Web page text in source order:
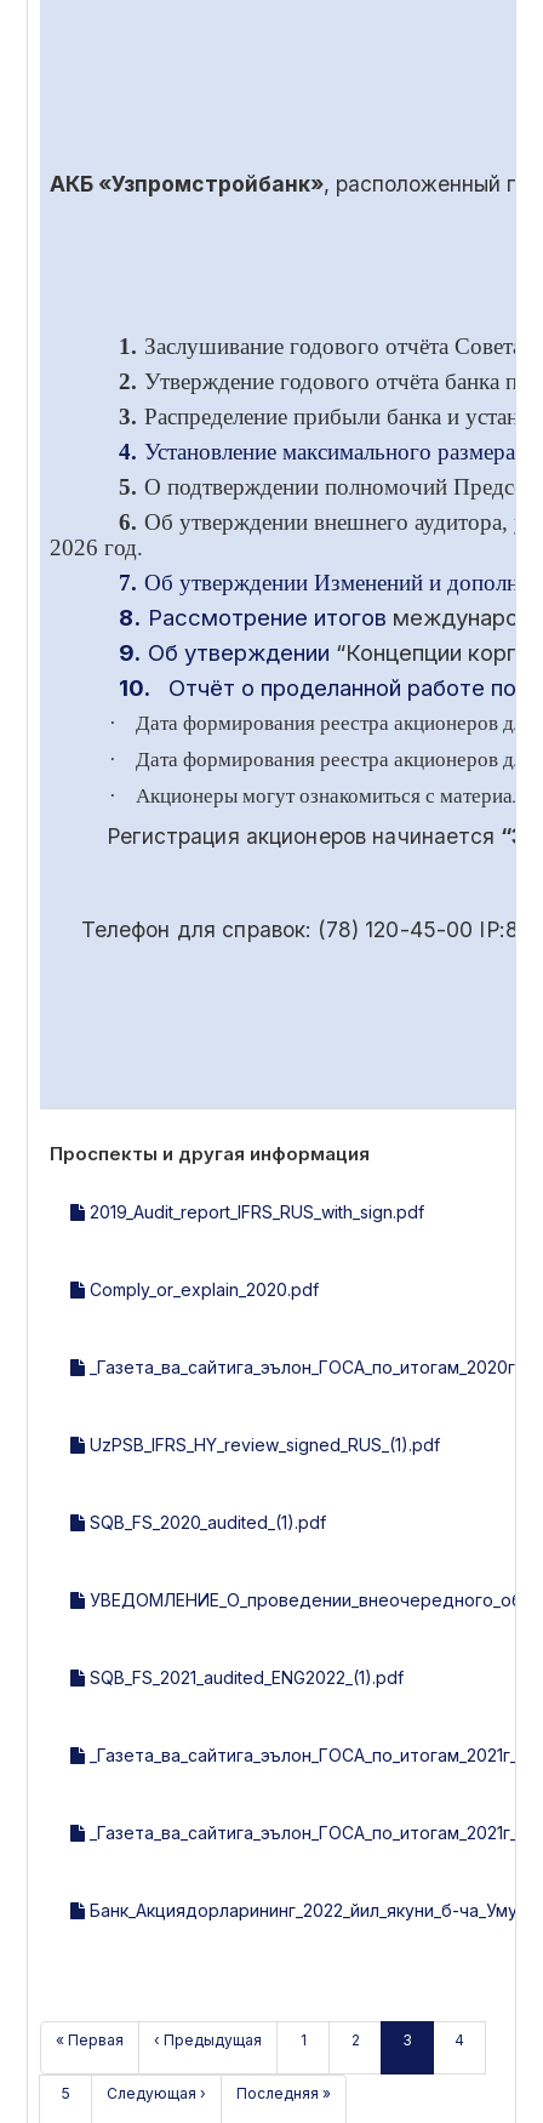
АКБ «Узпромстройбанк», расположенный по
1. Заслушивание годового отчёта
2. Утверждение годового отчёта банка по
3. Распределение прибыли банка и
4. Установление максимального размера
5. О подтверждении полномочий
6. Об утверждении внешнего аудитора,
2026 год.
7. Об утверждении Изменений и
8. Рассмотрение итогов
9. Об утверждении “Концепции
10.
Отчёт о проделанной работе по
·
Дата формирования реестра акционеров
·
Дата формирования реестра акционеров для
·
Акционеры могут ознакомиться с
Регистрация акционеров начинается
Телефон для справок: (78) 120-45-00 IP:85-
Проспекты и другая информация
2019_Audit_report_IFRS_RUS_with_sign.pdf
Comply_or_explain_2020.pdf
UzPSB_IFRS_HY_review_signed_RUS_(1).pdf
SQB_FS_2020_audited_(1).pdf
SQB_FS_2021_audited_ENG2022_(1).pdf
Банк_Акциядорларининг_2022_йил_якуни_б-
« Первая ‹ Предыдущая 1 2 3 4
5 Следующая › Последняя »